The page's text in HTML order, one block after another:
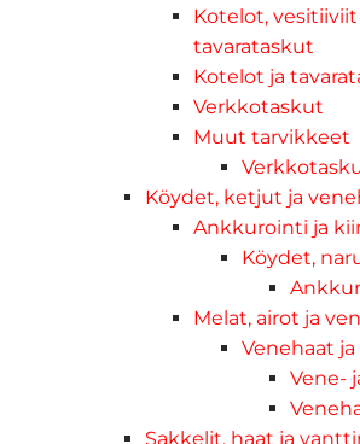
Kotelot,
tavarataskut
Kotelot ja
Verkkotaskut
Muut tarvikkeet
Köydet, ketjut ja
Ankkurointi ja
Köydet,
Melat, airot ja
Venehaat
Vene-
Sakkelit, haat ja